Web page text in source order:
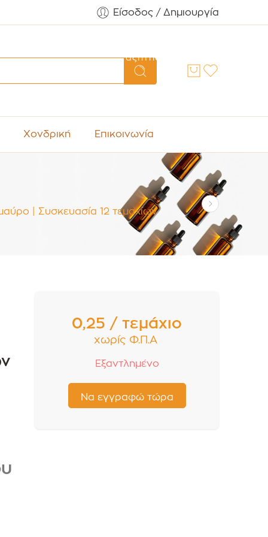
Είσοδος / Δημιουργία
Αναζήτηση
Χονδρική Επικοινωνία
| Συσκευασία 12 τεμαχίων
0,25 / τεμάχιο
χωρίς Φ.Π.Α
Εξαντλημένο